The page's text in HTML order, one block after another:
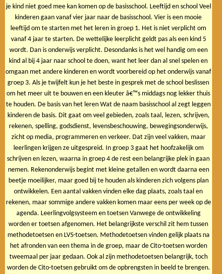
je kind niet goed mee kan komen op de basisschool. Leeftijd en school Veel
kinderen gaan vanaf vier jaar naar de basisschool. Vier is een mooie
leeftijd om te starten met het leren in groep 1. Het is niet verplicht om
vanaf 4 jaar te starten. De wettelijke leerplicht geldt pas als een kind 5
wordt. Dan is onderwijs verplicht. Desondanks is het wel handig om een
kind al bij 4 jaar naar school te doen, want het leer dan al snel spelen en
omgaan met andere kinderen en wordt voorbereid op het onderwijs vanaf
groep 3. Als je twijfelt kun je het beste in gesprek met de school beslissen
om het meer uit te bouwen en een kleuter â€™s middags nog lekker thuis
te houden. De basis van het leren Wat de naam basisschool al zegt leggen
kinderen de basis. Dit gaat om veel gebieden, zoals taal, lezen, schrijven,
rekenen, spelling, godsdienst, levensbeschouwing, bewegingsonderwijs,
zicht op media, programmeren en verkeer. Dat zijn veel vakken, maar
leerlingen krijgen ze uitgespreid. In groep 3 gaat het hoofzakelijk om
schrijven en lezen, waarna in groep 4 de rest een belangrijke plek in gaan
nemen. Rekenonderwijs begint met kleine getallen en wordt daarna een
beetje moeilijker, maar goed bij te houden als kinderen zich volgens plan
ontwikkelen. Een aantal vakken vinden elke dag plaats, zoals taal en
rekenen, maar sommige andere vakken komen maar eens per week op de
agenda. Leerlingvolgsysteem en toetsen Vanwege de ontwikkeling
worden er toetsen afgenomen. Het belangrijkste verschil zit hem tussen
methodetoetsen en LVS-toetsen. Methodetoetsen vinden gelijk plaats na
het afronden van een thema in de groep, maar de Cito-toetsen worden
tweemaal per jaar gedaan. Ook al zijn methodetoetsen belangrijk, toch
worden de Cito-toetsen gebruikt om de opbrengsten in beeld te brengen.